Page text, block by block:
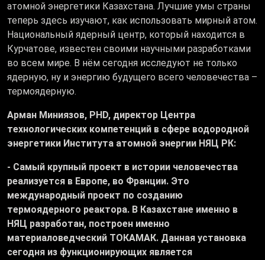
атомной энергетики Казахстана. Лучшие умы страны
теперь здесь изучают, как использовать мирный атом.
Национальный ядерный центр, который находится в
Курчатове, известен своими научными разработками
во всем мире. В нём сегодня исследуют не только
ядерную, ну и энергию будущего всего человечества –
термоядерную.
Арман Миниязов, PHD, директор Центра
технологических компетенций в сфере водородной
энергетики Института атомной энергии НЯЦ РК:
- Самый крупный проект в истории человечества
реализуется в Европе, во Франции. Это
международный проект по созданию
термоядерного реактора. В Казахстане именно в
НЯЦ разработан, построен именно
материаловедческий ТОКАМАК. Данная установка
сегодня из функционирующих является